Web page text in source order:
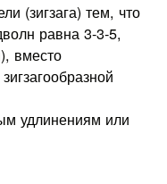
(зигзага) тем, что
равна 3-3-5,
вместо
удлинениям или